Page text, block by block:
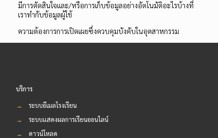
มีการตัดสินใจและ/หรือการเก็บข้อมูลอย่างอัตโนมัติอะไรบ้างที่
เราทำกับข้อมูลผู้ใช้
ความต้องการการเปิดเผยซึ่งควบคุมบังคับในอุตสาหกรรม
บริการ
→
ระบบอีเมลโรงเรียน
→
ระบบแสดงผลการเรียนออนไลน์
→
ดาวน์โหลด